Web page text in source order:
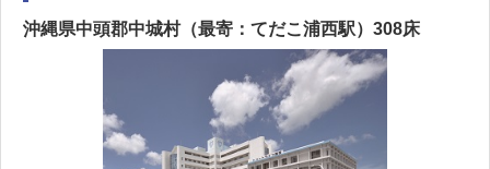
沖縄県中頭郡中城村（最寄：てだこ浦西駅）308床